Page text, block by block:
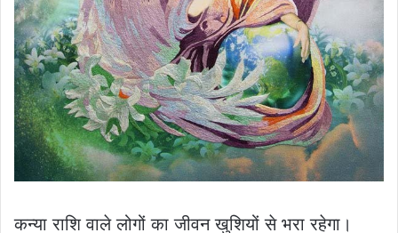
कन्या राशि वाले लोगों का जीवन खुशियों से भरा रहेगा।